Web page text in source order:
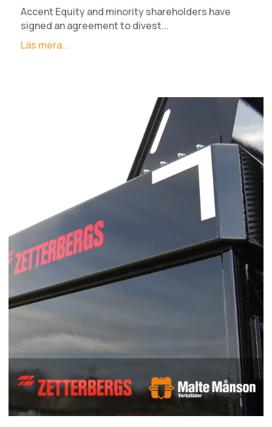
Accent Equity and minority shareholders have
signed an agreement to divest...
Läs mera...